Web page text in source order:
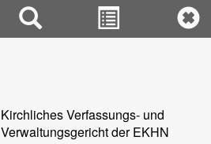
Kirchliches Verfassungs- und
Verwaltungsgericht der EKHN